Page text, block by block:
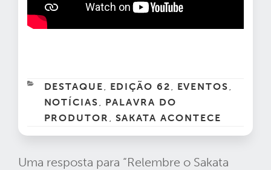
CATEGORIAS
DESTAQUE , EDIÇÃO 62 , EVENTOS ,
NOTÍCIAS ,
PALAVRA DO
PRODUTOR , SAKATA ACONTECE
Uma resposta para “Relembre o Sakata